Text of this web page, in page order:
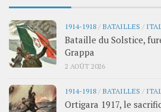
1914-1918 / BATAILLES /
Bataille du Solstice,
Grappa
2 AOÛT 2026
1914-1918 / BATAILLES /
Ortigara 1917, le